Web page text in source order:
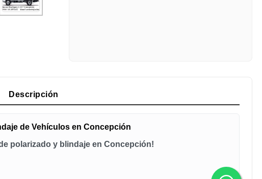
Descripción
de Vehículos en Concepción
polarizado y blindaje en Concepción!